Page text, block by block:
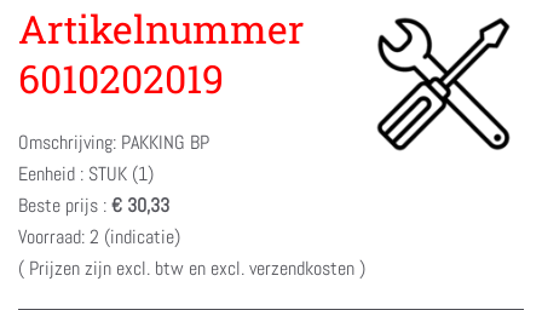
Artikelnummer
6010202019
Omschrijving: PAKKING BP
Eenheid : STUK (1)
Beste prijs :€ 30,33
Voorraad: 2 (indicatie)
( Prijzen zijn excl. btw en excl. verzendkosten )